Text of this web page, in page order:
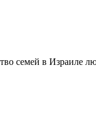
семей в Израиле